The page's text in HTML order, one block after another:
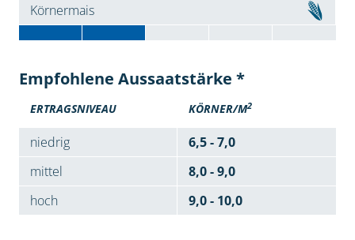
Körnermais
Empfohlene Aussaatstärke *
ERTRAGSNIVEAU KÖRNER/M2
niedrig
6,5 - 7,0
mittel
8,0 - 9,0
hoch
9,0 - 10,0